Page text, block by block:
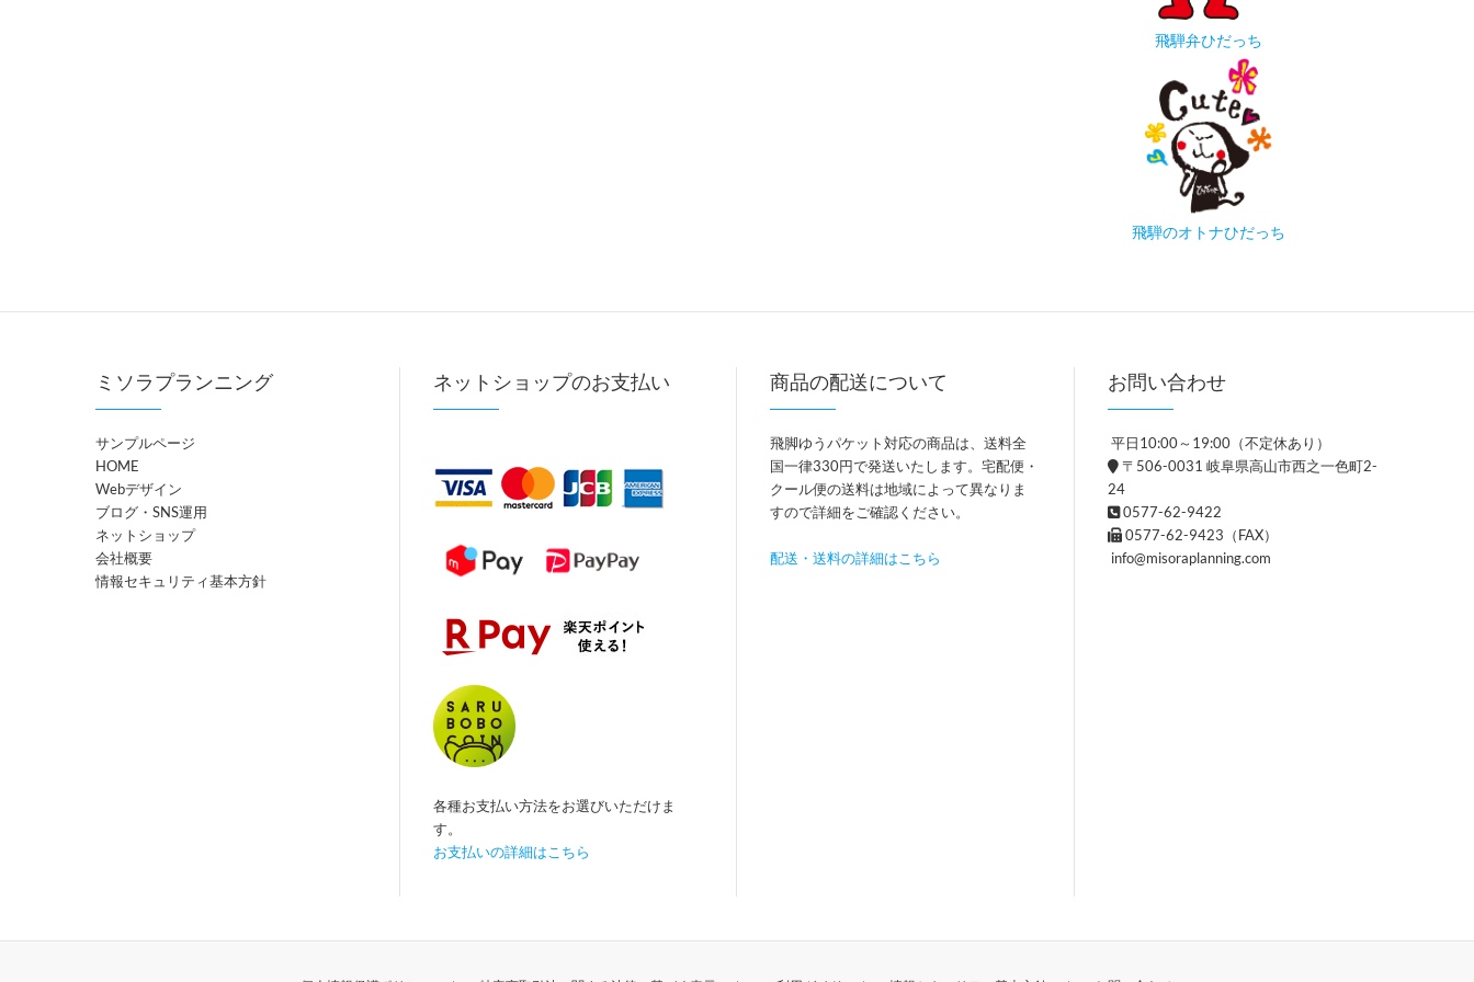
飛騨弁ひだっち
飛騨のオトナひだっち
ミソラプランニング
サンプルページ
HOME
Webデザイン
ブログ・SNS運用
ネットショップ
会社概要
情報セキュリティ基本方針
ネットショップのお支払い
各種お支払い方法をお選びいただけま
す。
お支払いの詳細はこちら
商品の配送について
飛脚ゆうパケット対応の商品は、送料全
国一律330円で発送いたします。宅配便・
クール便の送料は地域によって異なりま
すので詳細をご確認ください。
配送・送料の詳細はこちら
お問い合わせ
平日10:00～19:00（不定休あり）
〒506-0031 岐阜県高山市西之一色町2-
24
0577-62-9422
0577-62-9423（FAX）
info@misoraplanning.com